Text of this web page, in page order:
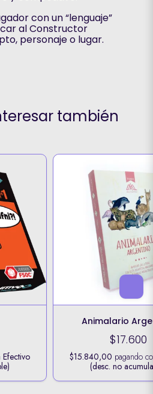
con un “lenguaje”
al Constructor
personaje o lugar.
también
Efectivo
Animalario
$17.600
$15.840,00 pagando
(desc. no